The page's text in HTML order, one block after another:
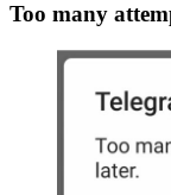
Too many